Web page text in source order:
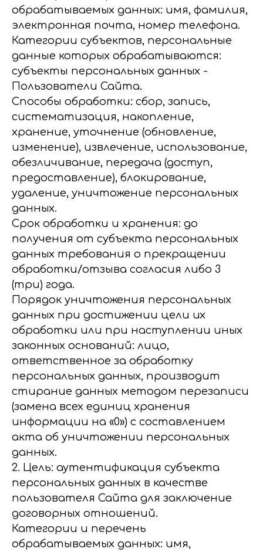
обрабатываемых данных: имя, фамилия,
электронная почта, номер телефона.
Категории субъектов, персональные
данные которых обрабатываются:
субъекты персональных данных -
Пользователи Сайта.
Способы обработки: сбор, запись,
систематизация, накопление,
хранение, уточнение (обновление,
изменение), извлечение, использование,
обезличивание, передача (доступ,
предоставление), блокирование,
удаление, уничтожение персональных
данных.
Срок обработки и хранения: до
получения от субъекта персональных
данных требования о прекращении
обработки/отзыва согласия либо 3
(три) года.
Порядок уничтожения персональных
данных при достижении цели их
обработки или при наступлении иных
законных оснований: лицо,
ответственное за обработку
персональных данных, производит
стирание данных методом перезаписи
(замена всех единиц хранения
информации на «0») с составлением
акта об уничтожении персональных
данных.
2. Цель: аутентификация субъекта
персональных данных в качестве
пользователя Сайта для заключение
договорных отношений.
Категории и перечень
обрабатываемых данных: имя,